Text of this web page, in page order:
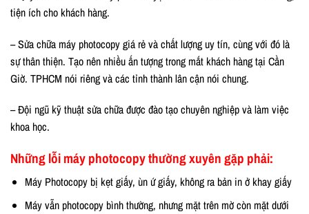
tiện ích cho khách hàng.
– Sửa chữa máy photocopy giá rẻ và chất lượng uy tín, cùng với đó là
sự thân thiện. Tạo nên nhiều ấn tượng trong mắt khách hàng tại Cần
Giờ. TPHCM nói riêng và các tỉnh thành lân cận nói chung.
– Đội ngũ kỹ thuật sửa chữa được đào tạo chuyên nghiệp và làm việc
khoa học.
Những lỗi máy photocopy thường xuyên gặp phải:
Máy Photocopy bị kẹt giấy, ùn ứ giấy, không ra bản in ở khay giấy
Máy vẫn photocopy bình thường, nhưng mặt trên mờ còn mặt dưới